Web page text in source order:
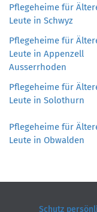
Pflegeheime für
Leute in Schwyz
Pflegeheime für
Leute in Appenzell
Ausserrhoden
Pflegeheime für
Leute in Solothurn
Pflegeheime für
Leute in Obwalden
Schutz